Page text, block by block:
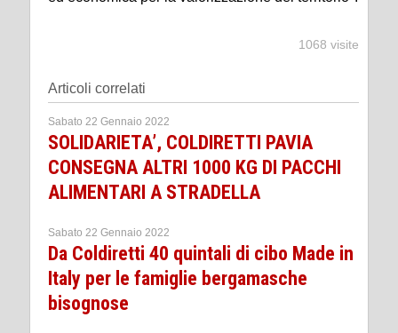
1068 visite
Articoli correlati
Sabato 22 Gennaio 2022
SOLIDARIETA’, COLDIRETTI PAVIA
CONSEGNA ALTRI 1000 KG DI PACCHI
ALIMENTARI A STRADELLA
Sabato 22 Gennaio 2022
Da Coldiretti 40 quintali di cibo Made in
Italy per le famiglie bergamasche
bisognose